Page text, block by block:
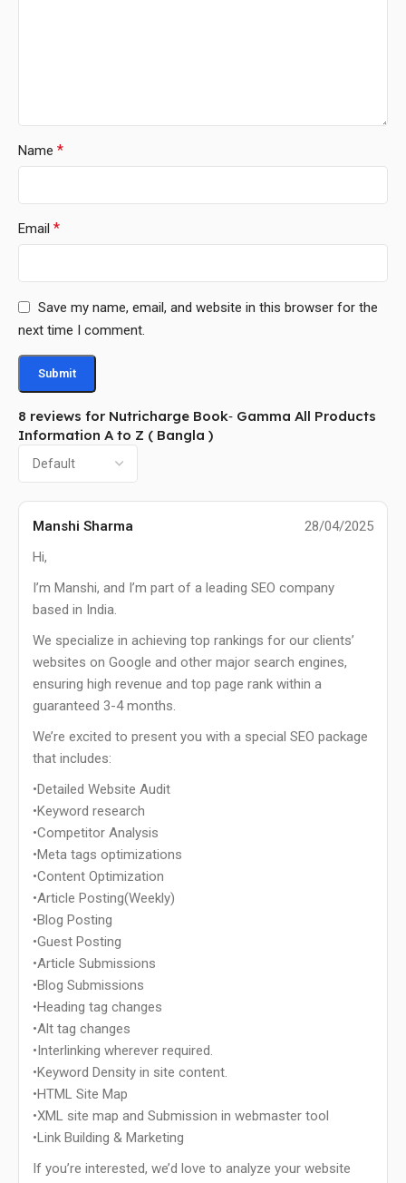
8 reviews for Nutricharge Book‐ Gamma All Products
Information A to Z ( Bangla )
Manshi Sharma
28/04/2025
Hi,
I’m Manshi, and I’m part of a leading SEO company
based in India.
We specialize in achieving top rankings for our clients’
websites on Google and other major search engines,
ensuring high revenue and top page rank within a
guaranteed 3-4 months.
We’re excited to present you with a special SEO package
that includes:
•Detailed Website Audit
•Keyword research
•Competitor Analysis
•Meta tags optimizations
•Content Optimization
•Article Posting(Weekly)
•Blog Posting
•Guest Posting
•Article Submissions
•Blog Submissions
•Heading tag changes
•Alt tag changes
•Interlinking wherever required.
•Keyword Density in site content.
•HTML Site Map
•XML site map and Submission in webmaster tool
•Link Building & Marketing
If you’re interested, we’d love to analyze your website
Name *
Email *
Save my name, email, and website in this browser for the
next time I comment.